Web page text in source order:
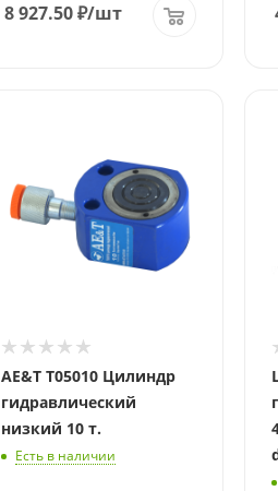
8 927.50₽/шт
AE&T T05010 Цилиндр
гидравлический
низкий 10 т.
Есть в наличии